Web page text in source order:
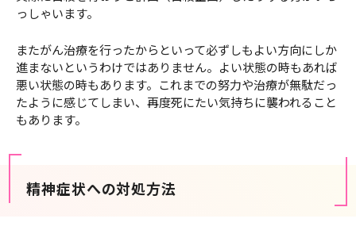
っしゃいます。
またがん治療を行ったからといって必ずしもよい方向にしか
進まないというわけではありません。よい状態の時もあれば
悪い状態の時もあります。これまでの努力や治療が無駄だっ
たように感じてしまい、再度死にたい気持ちに襲われること
もあります。
精神症状への対処方法